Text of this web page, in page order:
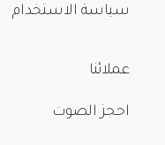
سياسة الاستخدام
عملائنا
احجز الصوت